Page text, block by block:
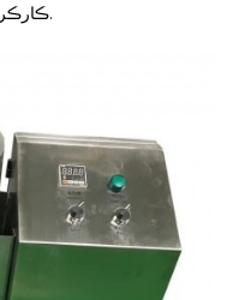
ڪارڪردگي ۽ مصنوعات جي معيار جي ضمانت آهي.